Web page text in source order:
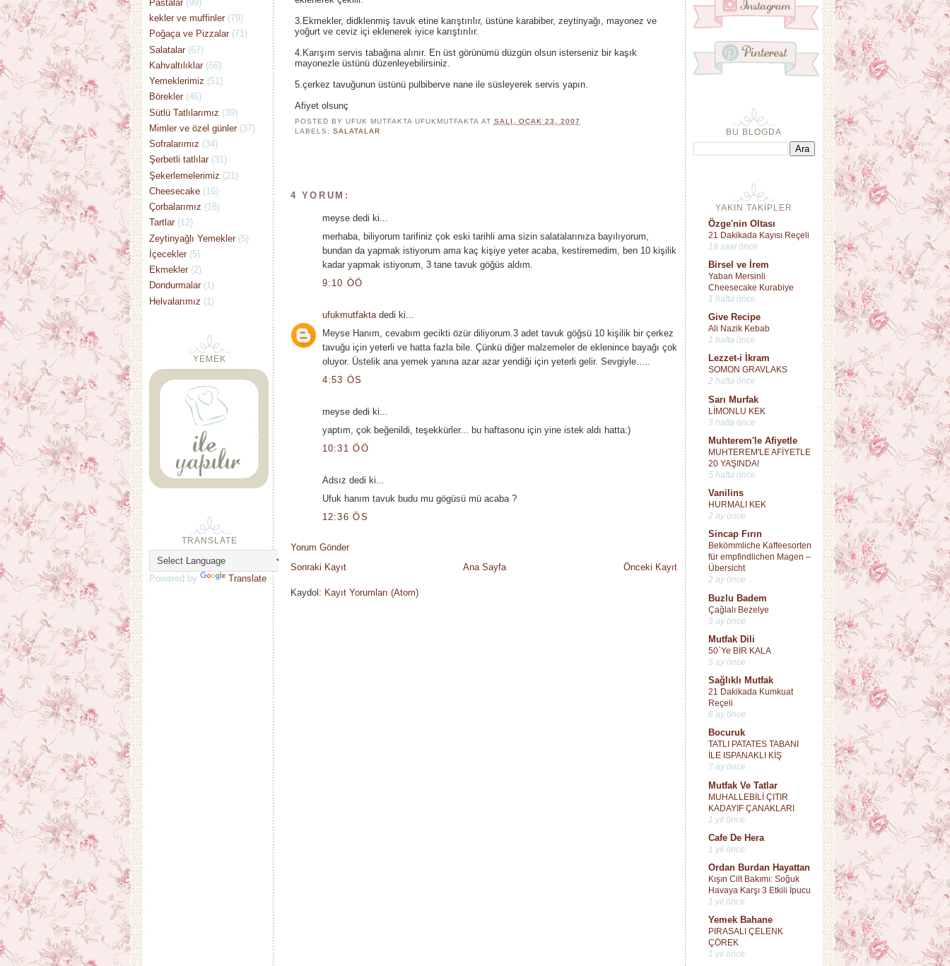
BU BLOGDA
YAKIN TAKİPLER
Özge'nin Oltası
21 Dakikada Kayısı Reçeli
18 saat önce
Birsel ve İrem
Yaban Mersinli
Cheesecake Kurabiye
1 hafta önce
Give Recipe
Ali Nazik Kebab
1 hafta önce
Lezzet-i İkram
SOMON GRAVLAKS
2 hafta önce
Sarı Murfak
LİMONLU KEK
3 hafta önce
Muhterem'le Afiyetle
MUHTEREM'LE AFİYETLE
20 YAŞINDA!
5 hafta önce
Vanilins
HURMALI KEK
2 ay önce
Sincap Fırın
Bekömmliche Kaffeesorten
für empfindlichen Magen –
Übersicht
2 ay önce
Buzlu Badem
Çağlalı Bezelye
3 ay önce
Mutfak Dili
50`Ye BİR KALA
5 ay önce
Sağlıklı Mutfak
21 Dakikada Kumkuat
Reçeli
6 ay önce
Bocuruk
TATLI PATATES TABANI
İLE ISPANAKLI KİŞ
7 ay önce
Mutfak Ve Tatlar
MUHALLEBİLİ ÇITIR
KADAYIF ÇANAKLARI
1 yıl önce
Cafe De Hera
1 yıl önce
Ordan Burdan Hayattan
Kışın Cilt Bakımı: Soğuk
Havaya Karşı 3 Etkili İpucu
1 yıl önce
Yemek Bahane
PIRASALI ÇELENK
ÇÖREK
1 yıl önce
3.Ekmekler, didklenmiş tavuk etine karıştırılır, üstüne karabiber, zeytinyağı, mayonez ve
yoğurt ve ceviz içi eklenerek iyice karıştırılır.
4.Karışım servis tabağına alınır. En üst görünümü düzgün olsun isterseniz bir kaşık
mayonezle üstünü düzenleyebilirsiniz.
5.çerkez tavuğunun üstünü pulbiberve nane ile süsleyerek servis yapın.
Afiyet olsunç
POSTED BY UFUK MUTFAKTAUFUKMUTFAKTA AT SALI, OCAK 23, 2007
LABELS:SALATALAR
4 YORUM:
meyse dedi ki...
merhaba, biliyorum tarifiniz çok eski tarihli ama sizin salatalarınıza bayılıyorum,
bundan da yapmak istiyorum ama kaç kişiye yeter acaba, kestiremedim, ben 10 kişilik
kadar yapmak istiyorum, 3 tane tavuk göğüs aldım.
9:10 ÖÖ
ufukmutfaktadedi ki...
Meyse Hanım, cevabım gecikti özür diliyorum.3 adet tavuk göğsü 10 kişilik bir çerkez
tavuğu için yeterli ve hatta fazla bile. Çünkü diğer malzemeler de eklenince bayağı çok
oluyor. Üstelik ana yemek yanına azar azar yendiği için yeterli gelir. Sevgiyle.....
4:53 ÖS
meyse dedi ki...
yaptım, çok beğenildi, teşekkürler... bu haftasonu için yine istek aldı hatta:)
10:31 ÖÖ
Adsız dedi ki...
Ufuk hanım tavuk budu mu gögüsü mü acaba ?
12:36 ÖS
Yorum Gönder
Sonraki Kayıt
Önceki Kayıt
Ana Sayfa
Kaydol: Kayıt Yorumları (Atom)
Pastalar (99)
kekler ve muffinler (79)
Poğaça ve Pizzalar (71)
Salatalar (67)
Kahvaltılıklar (66)
Yemeklerimiz (51)
Börekler (46)
Sütlü Tatlılarımız (39)
Mimler ve özel günler (37)
Sofralarımız (34)
Şerbetli tatlılar (31)
Şekerlemelerimiz (21)
Cheesecake (16)
Çorbalarımız (16)
Tartlar (12)
Zeytinyağlı Yemekler (5)
İçecekler (5)
Ekmekler (2)
Dondurmalar (1)
Helvalarımız (1)
YEMEK
TRANSLATE
Powered by Translate